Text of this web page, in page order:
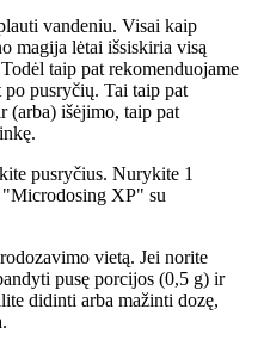
vandeniu. Visai kaip
magija lėtai išsiskiria visą
taip pat rekomenduojame
pusryčių. Tai taip pat
(arba) išėjimo, taip pat
pusryčius. Nurykite 1
XP" su
vietą. Jei norite
pusę porcijos (0,5 g) ir
didinti arba mažinti dozę,